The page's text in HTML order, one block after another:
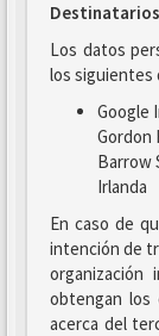
Los datos
los siguientes
Google
Barrow
Irlanda
En caso de
intención de
obtengan los
acerca del